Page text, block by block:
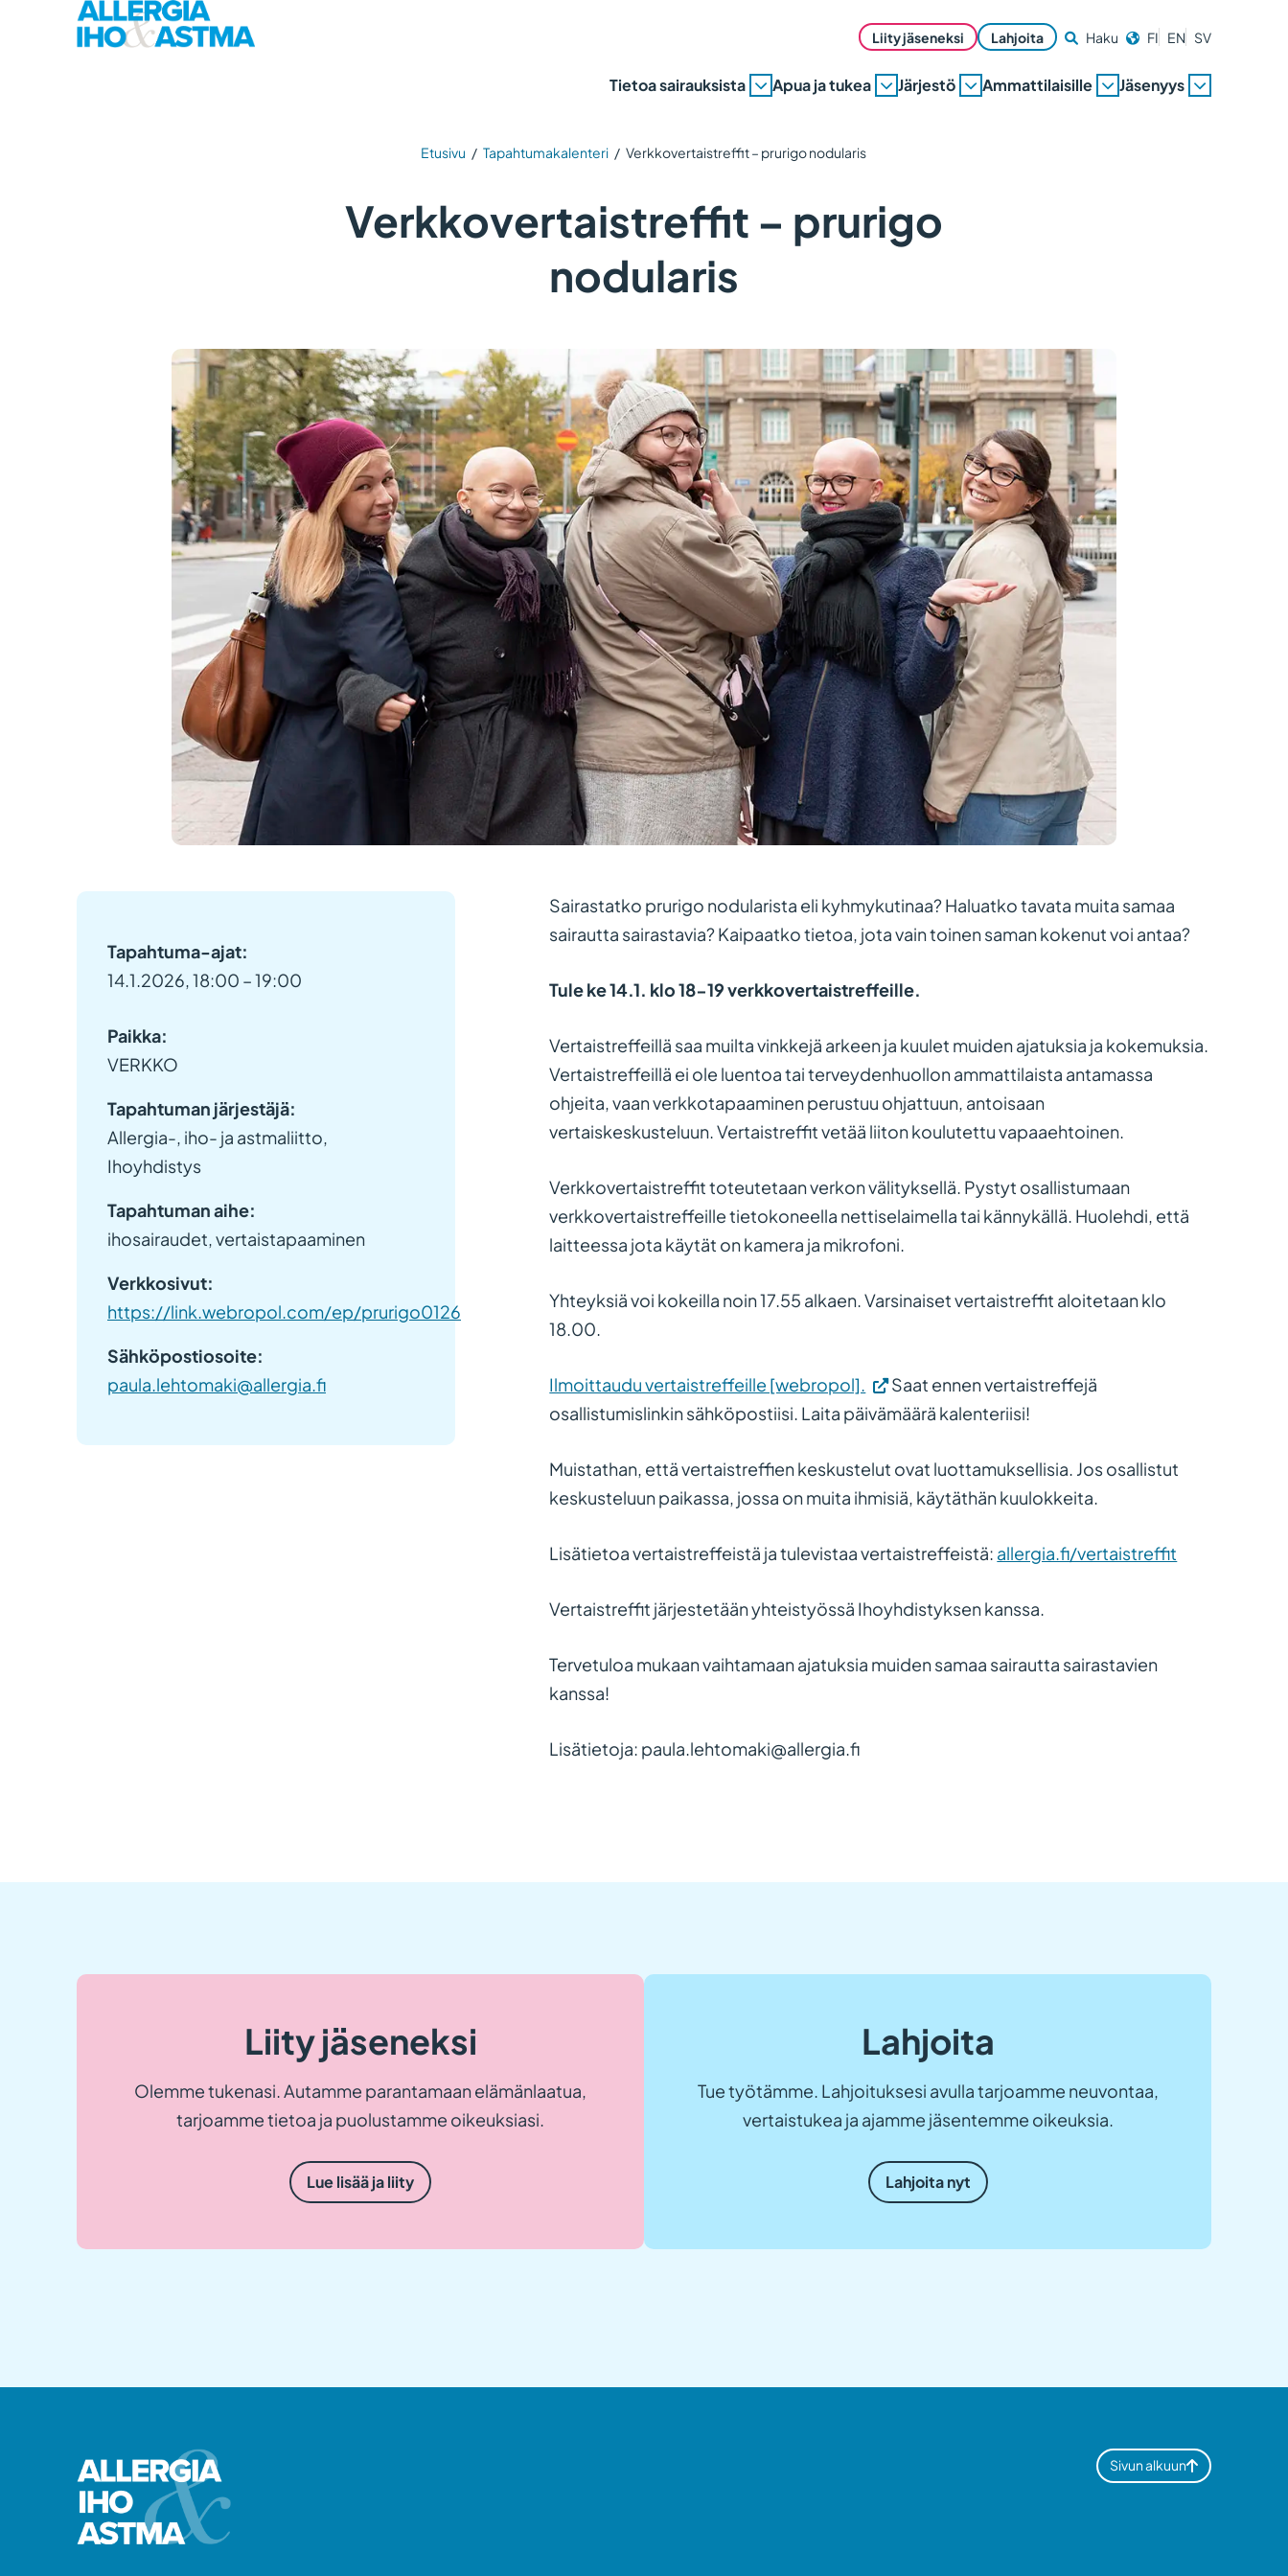
Liity jäseneksi Lahjoita Haku FI EN SV
Tietoa sairauksista Apua ja tukea Järjestö Ammattilaisille Jäsenyys
Etusivu / Tapahtumakalenteri / Verkkovertaistreffit – prurigo nodularis
Verkkovertaistreffit – prurigo
nodularis
Tapahtuma-ajat:
14.1.2026, 18:00 – 19:00
Paikka:
VERKKO
Tapahtuman järjestäjä:
Allergia-, iho- ja astmaliitto,
Ihoyhdistys
Tapahtuman aihe:
ihosairaudet, vertaistapaaminen
Verkkosivut:
https://link.webropol.com/ep/prurigo0126
Sähköpostiosoite:
paula.lehtomaki@allergia.fi
Sairastatko prurigo nodularista eli kyhmykutinaa? Haluatko tavata muita samaa
sairautta sairastavia? Kaipaatko tietoa, jota vain toinen saman kokenut voi antaa?
Tule ke 14.1. klo 18-19 verkkovertaistreffeille.
Vertaistreffeillä saa muilta vinkkejä arkeen ja kuulet muiden ajatuksia ja kokemuksia.
Vertaistreffeillä ei ole luentoa tai terveydenhuollon ammattilaista antamassa
ohjeita, vaan verkkotapaaminen perustuu ohjattuun, antoisaan
vertaiskeskusteluun. Vertaistreffit vetää liiton koulutettu vapaaehtoinen.
Verkkovertaistreffit toteutetaan verkon välityksellä. Pystyt osallistumaan
verkkovertaistreffeille tietokoneella nettiselaimella tai kännykällä. Huolehdi, että
laitteessa jota käytät on kamera ja mikrofoni.
Yhteyksiä voi kokeilla noin 17.55 alkaen. Varsinaiset vertaistreffit aloitetaan klo
18.00.
Ilmoittaudu vertaistreffeille [webropol].
Saat ennen vertaistreffejä
osallistumislinkin sähköpostiisi. Laita päivämäärä kalenteriisi!
Muistathan, että vertaistreffien keskustelut ovat luottamuksellisia. Jos osallistut
keskusteluun paikassa, jossa on muita ihmisiä, käytäthän kuulokkeita.
Lisätietoa vertaistreffeistä ja tulevistaa vertaistreffeistä: allergia.fi/vertaistreffit
Vertaistreffit järjestetään yhteistyössä Ihoyhdistyksen kanssa.
Tervetuloa mukaan vaihtamaan ajatuksia muiden samaa sairautta sairastavien
kanssa!
Lisätietoja: paula.lehtomaki@allergia.fi
Liity jäseneksi
Olemme tukenasi. Autamme parantamaan elämänlaatua,
tarjoamme tietoa ja puolustamme oikeuksiasi.
Lue lisää ja liity
Lahjoita
Tue työtämme. Lahjoituksesi avulla tarjoamme neuvontaa,
vertaistukea ja ajamme jäsentemme oikeuksia.
Lahjoita nyt
Sivun alkuun